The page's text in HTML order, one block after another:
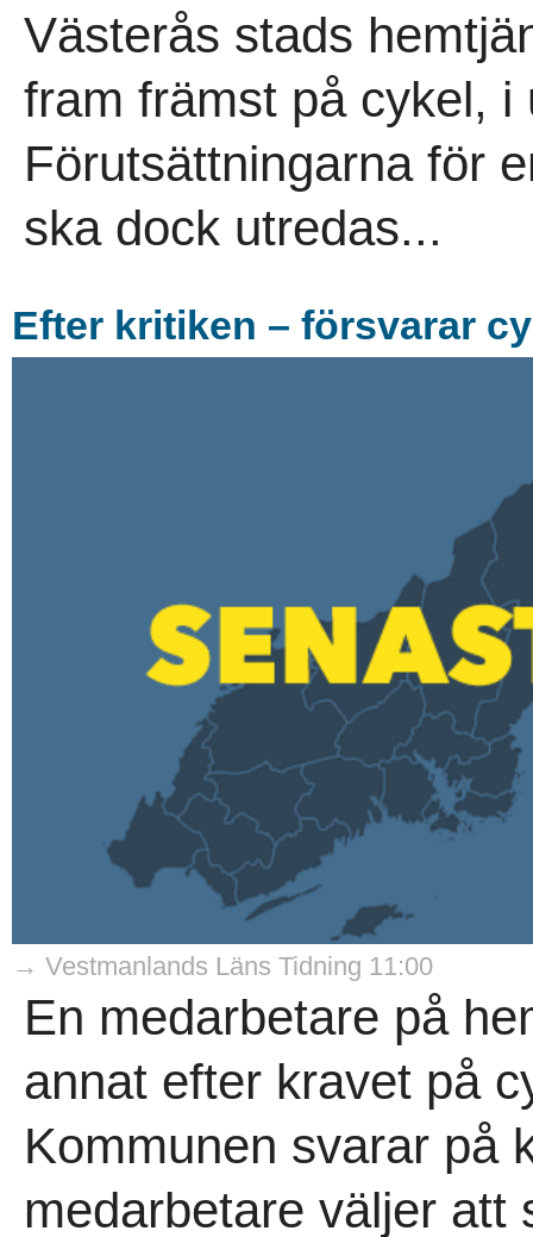
Västerås stads
fram främst på cykel, i
Förutsättningarna för
ska dock utredas...
Efter kritiken – försvarar
→ Vestmanlands Läns Tidning 11:00
En medarbetare på
annat efter kravet på
Kommunen svarar på
medarbetare väljer att